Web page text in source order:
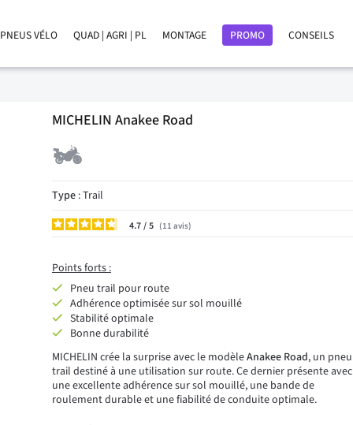
PNEUS VÉLO QUAD | AGRI | PL MONTAGE PROMO CONSEILS
MICHELIN Anakee Road
Type: Trail
4.7/ 11 avis
Points forts :
Pneu trail pour route
Adhérence optimisée sur sol mouillé
Stabilité optimale
Bonne durabilité
MICHELIN crée la surprise avec le modèleAnakee Road, un pneu
trail destiné à une utilisation sur route. Ce dernier présente avec
une excellente adhérence sur sol mouillé, une bande de
roulement durable et une fiabilité de conduite optimale.